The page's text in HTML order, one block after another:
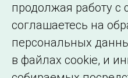
продолжая работу с
соглашаетесь на
персональных
в файлах cookie, и